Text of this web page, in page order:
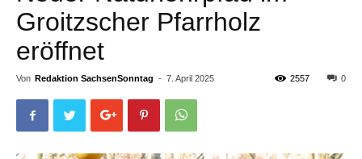
Groitzscher Pfarrholz
eröffnet
Von Redaktion SachsenSonntag - 7. April 2025 0
2557